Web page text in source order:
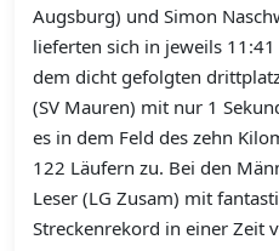
Augsburg) und Simon
lieferten sich in jeweils
dem dicht gefolgten
(SV Mauren) mit nur 1
es in dem Feld des zehn
122 Läufern zu. Bei den
Leser (LG Zusam) mit
Streckenrekord in einer Zeit